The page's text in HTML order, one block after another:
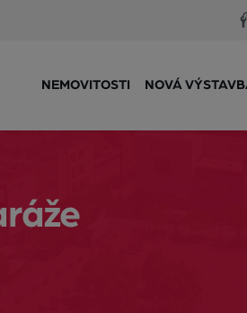
NEMOVITOSTI NOVÁ